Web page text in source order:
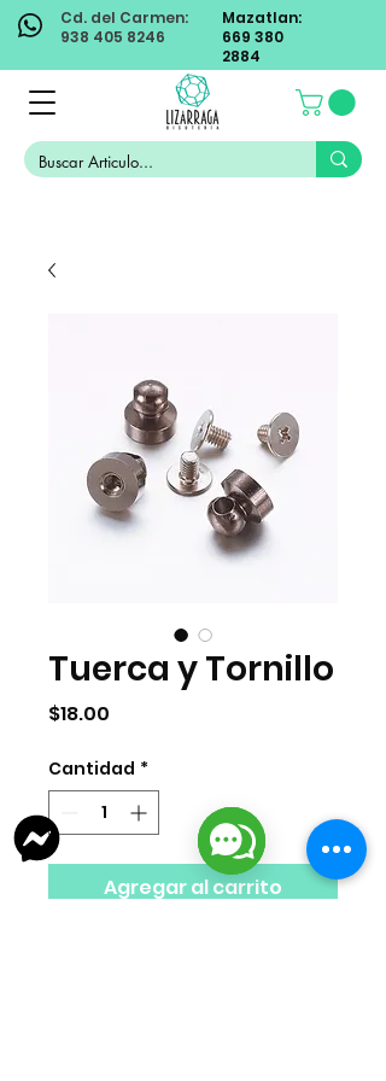
Cd. del Carmen:
938 405 8246
Mazatlan:
669 380
2884
Tuerca y Tornillo
$18.00
Cantidad *
Agregar al carrito